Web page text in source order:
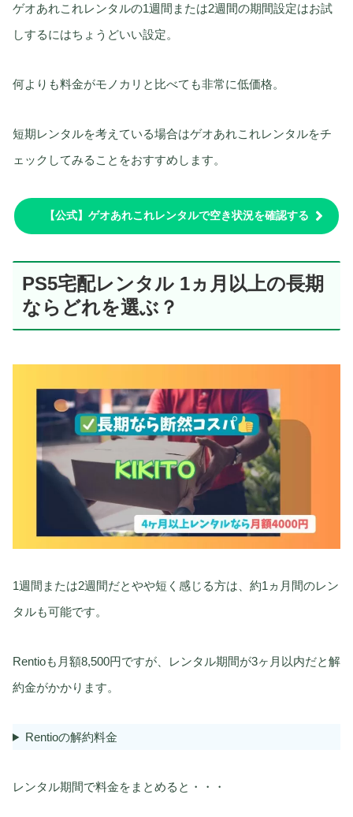
ゲオあれこれレンタルの1週間または2週間の期間設定はお試
しするにはちょうどいい設定。
何よりも料金がモノカリと比べても非常に低価格。
短期レンタルを考えている場合はゲオあれこれレンタルをチ
ェックしてみることをおすすめします。
【公式】ゲオあれこれレンタルで空き状況を確認する
PS5宅配レンタル 1ヵ月以上の長期
ならどれを選ぶ ？
1週間または2週間だとやや短く感じる方は、約1ヵ月間のレン
タルも可能です。
Rentioも月額8,500円ですが、レンタル期間が3ヶ月以内だと解
約金がかかります。
Rentioの解約料金
レンタル期間で料金をまとめると・・・